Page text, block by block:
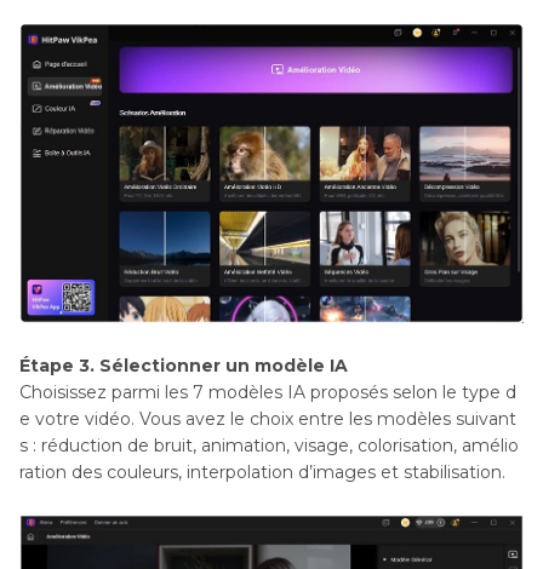
Étape 3. Sélectionner un modèle IA
Choisissez parmi les 7 modèles IA proposés selon le type d
e votre vidéo. Vous avez le choix entre les modèles suivant
s : réduction de bruit, animation, visage, colorisation, amélio
ration des couleurs, interpolation d’images et stabilisation.